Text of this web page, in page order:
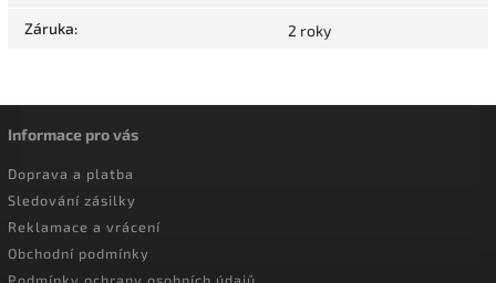
Záruka: 2 roky
Informace pro vás
Doprava a platba
Sledování zásilky
Reklamace a vrácení
Obchodní podmínky